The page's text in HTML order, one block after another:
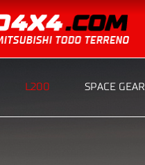
L200 SPACE GEAR